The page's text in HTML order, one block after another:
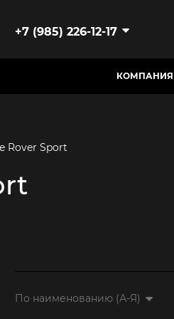
+7 (985) 226-12-17
КОМПАНИЯ
Rover Sport
По наименованию (А-Я)